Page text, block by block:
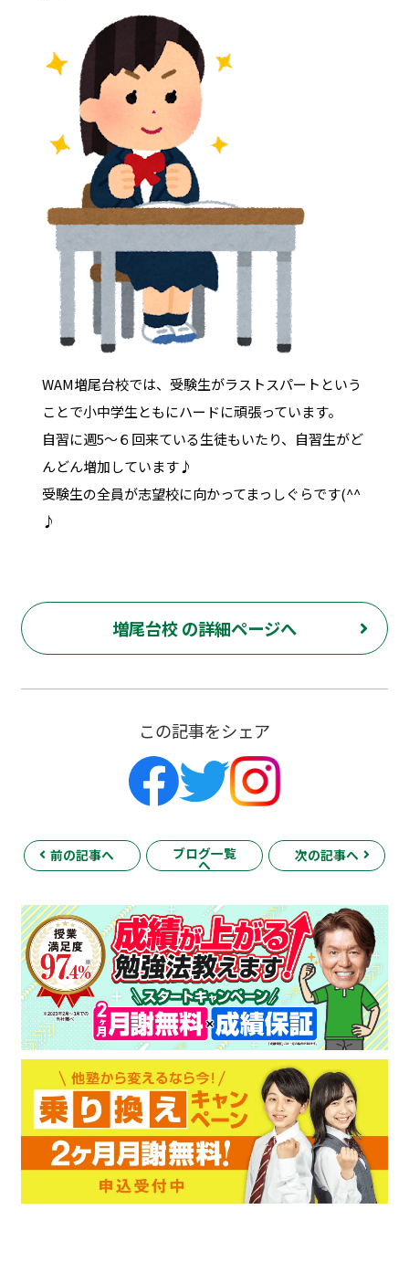
WAM増尾台校では、受験生がラストスパートという
ことで小中学生ともにハードに頑張っています。
自習に週5～６回来ている生徒もいたり、自習生がど
んどん増加しています♪
受験生の全員が志望校に向かってまっしぐらです(^^
♪
増尾台校 の詳細ページへ
この記事をシェア
前の記事へ ブログ一覧
へ
次の記事へ